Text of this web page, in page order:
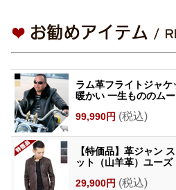
ラム革フライトジャ
暖かい 一生もののム
99,990円 (税込)
【特価品】革ジャン
ット（山羊革）ユー
29,900円 (税込)